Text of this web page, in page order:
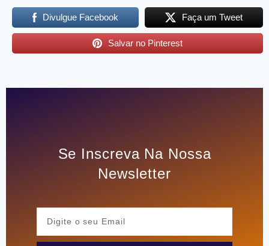
Divulgue Facebook Faça um Tweet
Salvar no Pinterest
Se Inscreva Na Nossa
Newsletter